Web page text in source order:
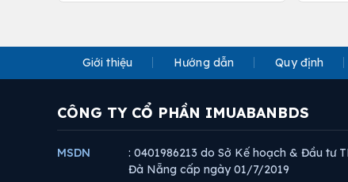
Giới thiệu Hướng dẫn Quy định
CÔNG TY CỔ PHẦN IMUABANBDS
MSDN
: 0401986213 do Sở Kế hoạch & Đầu tư
Đà Nẵng cấp ngày 01/7/2019